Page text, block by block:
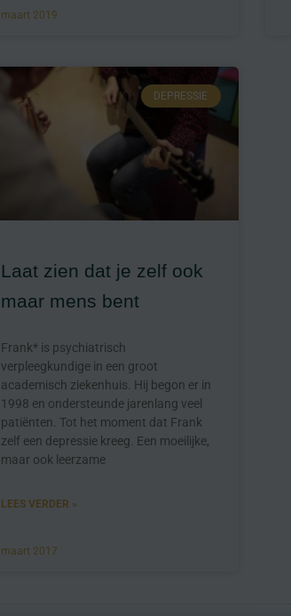
maart 2019
DEPRESSIE
Laat zien dat je zelf ook
maar mens bent
Frank* is psychiatrisch
verpleegkundige in een groot
academisch ziekenhuis. Hij begon er in
1998 en ondersteunde jarenlang veel
patiënten. Tot het moment dat Frank
zelf een depressie kreeg. Een moeilijke,
maar ook leerzame
LEES VERDER »
maart 2017